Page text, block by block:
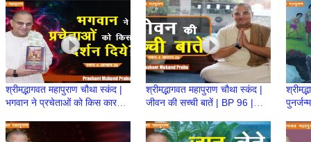
Prabhu
Prabhu
श्रीमद्भागवत महापुराण चौथा स्कंद |
भगवान ने प्रचेताओं को किस कारण
Prabhu
श्रीमद्भागवत महापुराण चौथा स्कंद |
जीवन की सच्ची बातें | BP 96 |